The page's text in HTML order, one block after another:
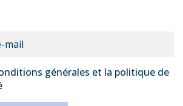
générales et la politique de